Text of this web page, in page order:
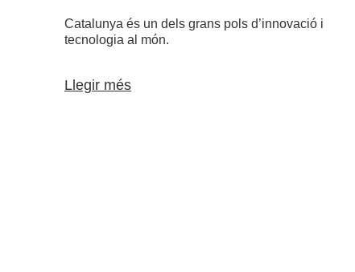
Catalunya és un dels grans pols d’innovació i
tecnologia al món.
Llegir més